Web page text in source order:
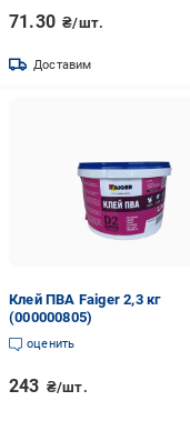
71.30 ₴/шт.
Доставим
Клей ПВА Faiger 2,3 кг
(000000805)
оценить
243 ₴/шт.